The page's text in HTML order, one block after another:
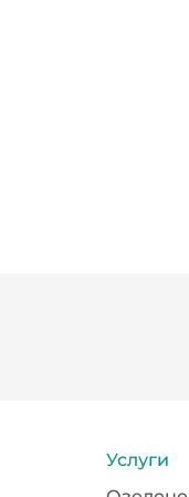
Услуги